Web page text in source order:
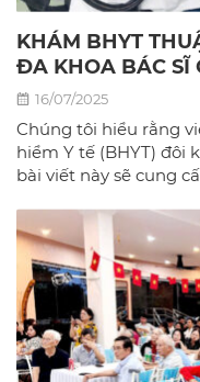
KHÁM BHYT
ĐA KHOA BÁC SĨ
16/07/2025
Chúng tôi hiểu rằng
hiểm Y tế (BHYT) đôi
bài viết này sẽ cung
quả nhất tại phòng
Nội.